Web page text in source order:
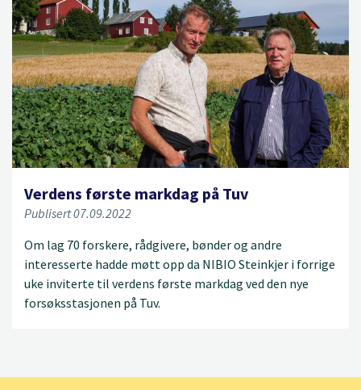
Verdens første markdag på Tuv
Publisert 07.09.2022
Om lag 70 forskere, rådgivere, bønder og andre
interesserte hadde møtt opp da NIBIO Steinkjer i forrige
uke inviterte til verdens første markdag ved den nye
forsøksstasjonen på Tuv.